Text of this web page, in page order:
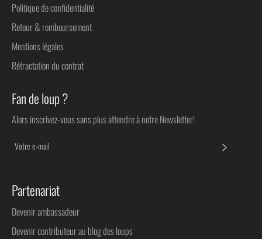
Politique de confidentialité
Retour & remboursement
Mentions légales
Rétractation du contrat
Fan de loup ?
Alors inscrivez-vous sans plus attendre à notre Newsletter!
Partenariat
Devenir ambassadeur
Devenir contributeur au blog des loups